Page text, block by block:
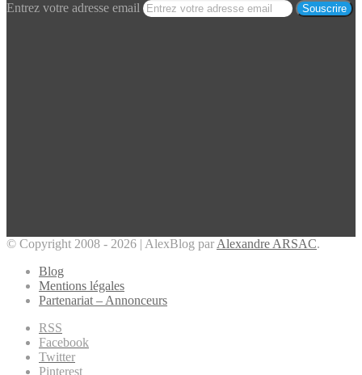
Entrez votre adresse email
© Copyright 2008 - 2026 | AlexBlog par Alexandre ARSAC.
Blog
Mentions légales
Partenariat – Annonceurs
RSS
Facebook
Twitter
Pinterest